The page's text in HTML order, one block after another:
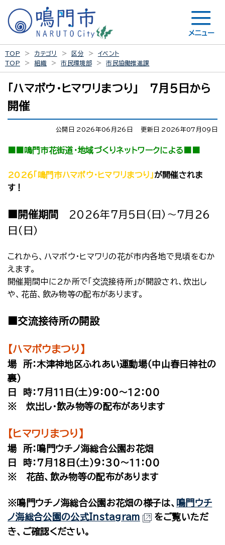
メニュー
TOP カテゴリ 区分
イベント
TOP
組織 市民環境部 市民協働推進課
「ハマボウ・ヒマワリまつり」 ７月５日から
開催
公開日 2026年06月26日 更新日 2026年07月09日
■■鳴門市花街道・地域づくりネットワークによる■■
202６「鳴門市ハマボウ・ヒマワリまつり」が開催されま
す！
■開催期間
202６年７月５日（日）～７月２６
日（日）
これから、ハマボウ・ヒマワリの花が市内各地で見頃をむか
えます。
開催期間中に2か所で「交流接待所」が開設され、炊出し
や、花苗、飲み物等の配布があります。
■交流接待所の開設
【ハマボウまつり】
場 所：木津神地区ふれあい運動場（中山春日神社の
裏）
日 時：７月１１日（土）９：００～１２：００
※ 炊出し・飲み物等の配布があります
【ヒマワリまつり】
場 所：鳴門ウチノ海総合公園お花畑
日 時：７月１８日（土）９：３０～１１：００
※ 花苗、飲み物等の配布があります
※鳴門ウチノ海総合公園お花畑の様子は、 鳴門ウチ
ノ海総合公園の公式Instagram
をご覧いただ
き、ご確認ください。